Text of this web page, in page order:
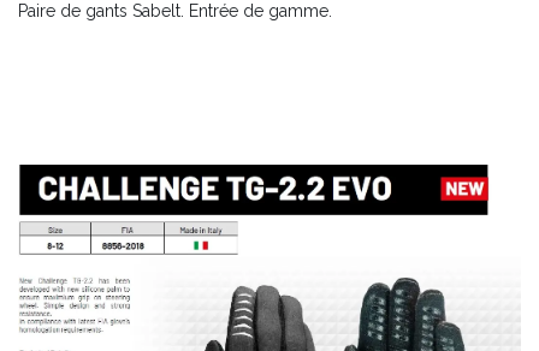
Paire de gants Sabelt. Entrée de gamme.